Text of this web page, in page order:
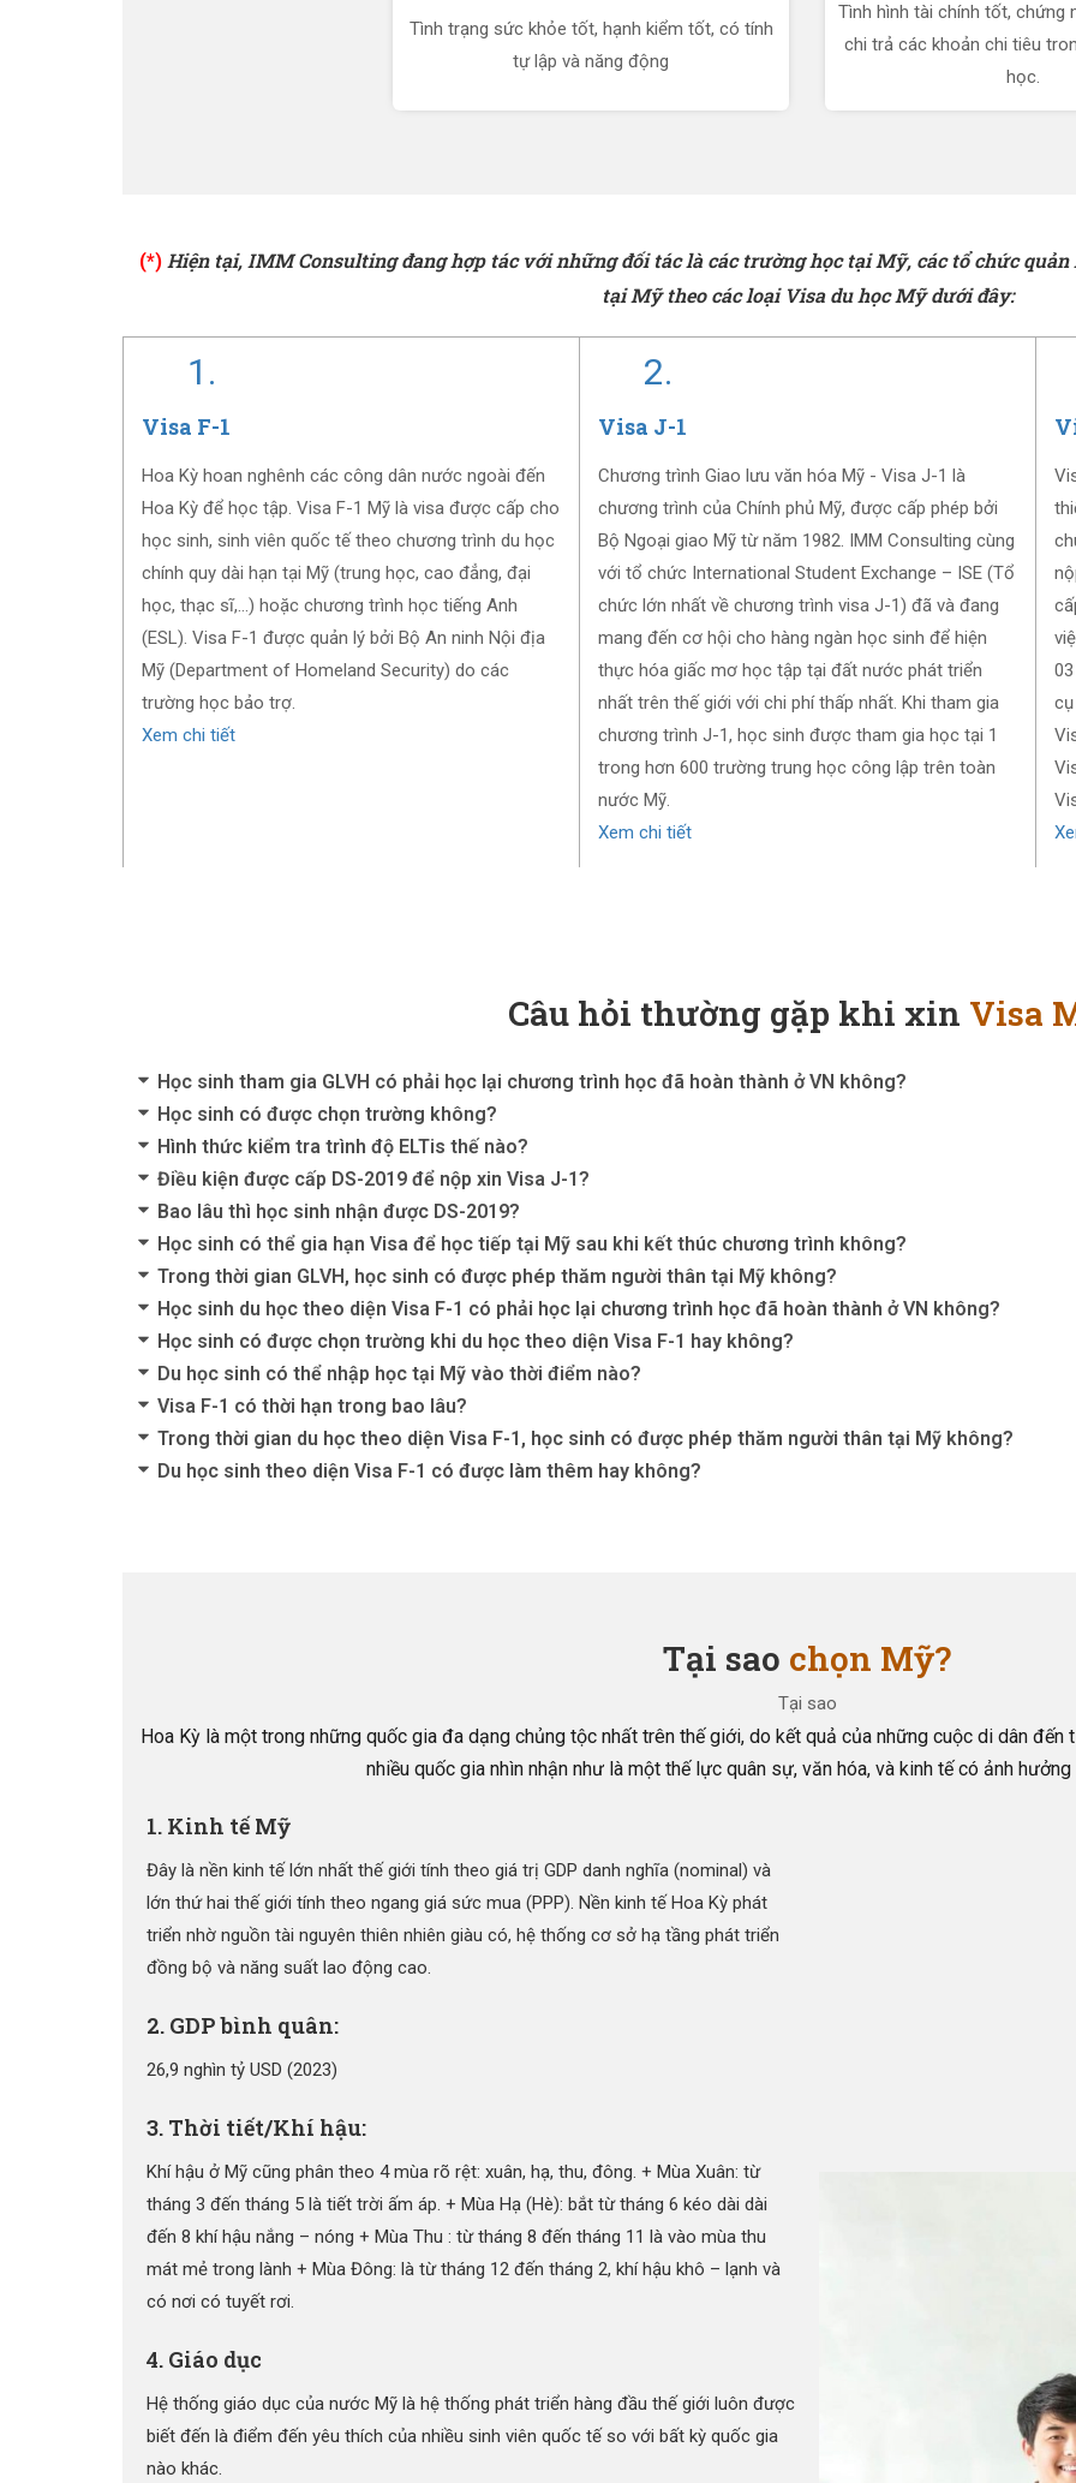
Tình trạng sức khỏe tốt, hạnh kiểm tốt, có tính
tự lập và năng động
Tình hình tài chính tốt, chứng
chi trả các khoản chi tiêu
học.
(*) Hiện tại, IMM Consulting đang hợp tác với những đối tác là các trường học tại Mỹ, các tổ chức
tại Mỹ theo các loại Visa du học Mỹ dưới đây:
1.
Visa F-1
Hoa Kỳ hoan nghênh các công dân nước ngoài đến
Hoa Kỳ để học tập. Visa F-1 Mỹ là visa được cấp cho
học sinh, sinh viên quốc tế theo chương trình du học
chính quy dài hạn tại Mỹ (trung học, cao đẳng, đại
học, thạc sĩ,...) hoặc chương trình học tiếng Anh
(ESL). Visa F-1 được quản lý bởi Bộ An ninh Nội địa
Mỹ (Department of Homeland Security) do các
trường học bảo trợ.
Xem chi tiết
2.
Visa J-1
Chương trình Giao lưu văn hóa Mỹ - Visa J-1 là
chương trình của Chính phủ Mỹ, được cấp phép bởi
Bộ Ngoại giao Mỹ từ năm 1982. IMM Consulting cùng
với tổ chức International Student Exchange – ISE (Tổ
chức lớn nhất về chương trình visa J-1) đã và đang
mang đến cơ hội cho hàng ngàn học sinh để hiện
thực hóa giấc mơ học tập tại đất nước phát triển
nhất trên thế giới với chi phí thấp nhất. Khi tham gia
chương trình J-1, học sinh được tham gia học tại 1
trong hơn 600 trường trung học công lập trên toàn
nước Mỹ.
Xem chi tiết
Câu hỏi thường gặp khi xin Visa
Học sinh tham gia GLVH có phải học lại chương trình học đã hoàn thành ở VN không?
Học sinh có được chọn trường không?
Hình thức kiểm tra trình độ ELTis thế nào?
Điều kiện được cấp DS-2019 để nộp xin Visa J-1?
Bao lâu thì học sinh nhận được DS-2019?
Học sinh có thể gia hạn Visa để học tiếp tại Mỹ sau khi kết thúc chương trình không?
Trong thời gian GLVH, học sinh có được phép thăm người thân tại Mỹ không?
Học sinh du học theo diện Visa F-1 có phải học lại chương trình học đã hoàn thành ở VN không?
Học sinh có được chọn trường khi du học theo diện Visa F-1 hay không?
Du học sinh có thể nhập học tại Mỹ vào thời điểm nào?
Visa F-1 có thời hạn trong bao lâu?
Trong thời gian du học theo diện Visa F-1, học sinh có được phép thăm người thân tại Mỹ không?
Du học sinh theo diện Visa F-1 có được làm thêm hay không?
Tại sao chọn Mỹ?
Tại sao
Hoa Kỳ là một trong những quốc gia đa dạng chủng tộc nhất trên thế giới, do kết quả của những cuộc di dân
nhiều quốc gia nhìn nhận như là một thế lực quân sự, văn hóa, và kinh tế có ảnh
1. Kinh tế Mỹ
Đây là nền kinh tế lớn nhất thế giới tính theo giá trị GDP danh nghĩa (nominal) và
lớn thứ hai thế giới tính theo ngang giá sức mua (PPP). Nền kinh tế Hoa Kỳ phát
triển nhờ nguồn tài nguyên thiên nhiên giàu có, hệ thống cơ sở hạ tầng phát triển
đồng bộ và năng suất lao động cao.
2. GDP bình quân:
26,9 nghìn tỷ USD (2023)
3. Thời tiết/Khí hậu:
Khí hậu ở Mỹ cũng phân theo 4 mùa rõ rệt: xuân, hạ, thu, đông. + Mùa Xuân: từ
tháng 3 đến tháng 5 là tiết trời ấm áp. + Mùa Hạ (Hè): bắt từ tháng 6 kéo dài dài
đến 8 khí hậu nắng – nóng + Mùa Thu : từ tháng 8 đến tháng 11 là vào mùa thu
mát mẻ trong lành + Mùa Đông: là từ tháng 12 đến tháng 2, khí hậu khô – lạnh và
có nơi có tuyết rơi.
4. Giáo dục
Hệ thống giáo dục của nước Mỹ là hệ thống phát triển hàng đầu thế giới luôn được
biết đến là điểm đến yêu thích của nhiều sinh viên quốc tế so với bất kỳ quốc gia
nào khác.